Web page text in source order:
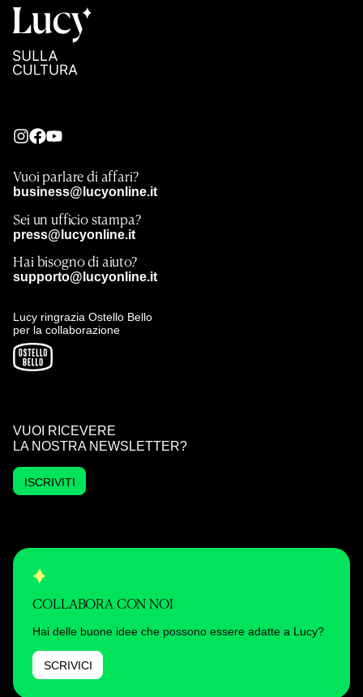
Vuoi parlare di affari?
business@lucyonline.it
Sei un ufficio stampa?
press@lucyonline.it
Hai bisogno di aiuto?
supporto@lucyonline.it
Lucy ringrazia Ostello Bello
per la collaborazione
VUOI RICEVERE
LA NOSTRA NEWSLETTER?
ISCRIVITI
COLLABORA CON NOI
Hai delle buone idee che possono essere adatte a Lucy?
SCRIVICI